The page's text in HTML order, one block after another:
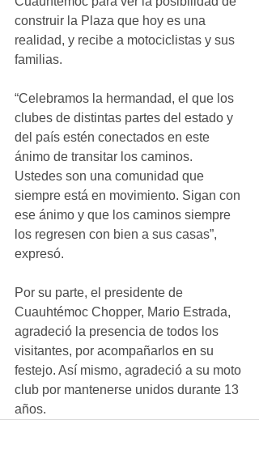
construir la Plaza que hoy es una
realidad, y recibe a motociclistas y sus
familias.
“Celebramos la hermandad, el que los
clubes de distintas partes del estado y
del país estén conectados en este
ánimo de transitar los caminos.
Ustedes son una comunidad que
siempre está en movimiento. Sigan con
ese ánimo y que los caminos siempre
los regresen con bien a sus casas”,
expresó.
Por su parte, el presidente de
Cuauhtémoc Chopper, Mario Estrada,
agradeció la presencia de todos los
visitantes, por acompañarlos en su
festejo. Así mismo, agradeció a su moto
club por mantenerse unidos durante 13
años.